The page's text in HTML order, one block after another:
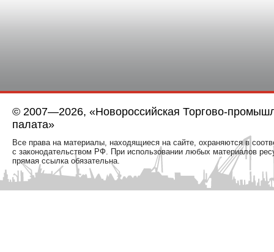
© 2007—2026, «Новороссийская Торгово-
палата»
Все права на материалы, находящиеся на сайте, охраняются в
с законодательством РФ. При использовании любых материалов
прямая ссылка обязательна.